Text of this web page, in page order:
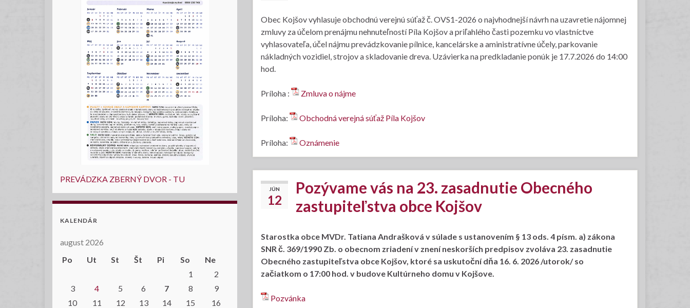
Obec Kojšov vyhlasuje obchodnú verejnú súťaž č. OVS1-2026 o najvhodnejší návrh na uzavretie nájomnej
zmluvy za účelom prenájmu nehnuteľností Píla Kojšov a priľahlého časti pozemku vo vlastníctve
vyhlasovateľa, účel nájmu prevádzkovanie pílnice, kancelárske a aministratívne účely, parkovanie
nákladných vozidiel, strojov a skladovanie dreva. Uzávierka na predkladanie ponúk je 17.7.2026 do 14:00
hod.
Príloha : Zmluva o nájme
Príloha: Obchodná verejná súťaž Píla Kojšov
Príloha: Oznámenie
JÚN
12
Pozývame vás na 23. zasadnutie Obecného
zastupiteľstva obce Kojšov
Starostka obce MVDr. Tatiana Andrašková v súlade s ustanovením § 13 ods. 4 písm. a) zákona
SNR č. 369/1990 Zb. o obecnom zriadení v znení neskorších predpisov zvoláva 23. zasadnutie
Obecného zastupiteľstva obce Kojšov, ktoré sa uskutoční dňa 16. 6. 2026 /utorok/ so
začiatkom o 17:00 hod. v budove Kultúrneho domu v Kojšove.
Pozvánka
PREVÁDZKA ZBERNÝ DVOR - TU
KALENDÁR
august 2026
Po
Ut St Št Pi So
Ne
1
2
3
4 5 6 7 8
9
10
11 12 13 14 15
16